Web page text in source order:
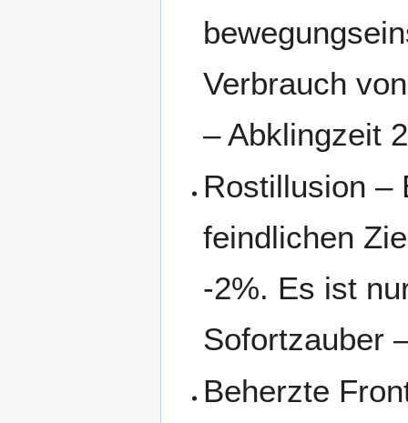
Verbrauch
– Abklingzeit
Rostillusion –
feindlichen
-2%. Es ist
Sofortzauber
Beherzte